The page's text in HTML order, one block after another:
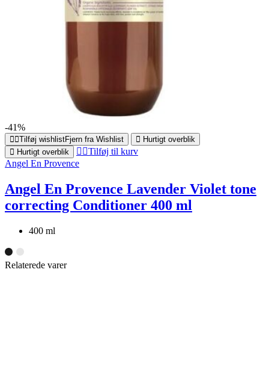
-41%
Tilføj wishlistFjern fra Wishlist
Hurtigt overblik
Hurtigt overblik
Tilføj til kurv
Angel En Provence
Angel En Provence Lavender Violet tone
correcting Conditioner 400 ml
400 ml
Relaterede varer